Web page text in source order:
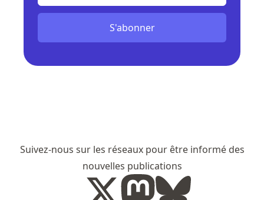
S'abonner
Suivez-nous sur les réseaux pour être informé des
nouvelles publications